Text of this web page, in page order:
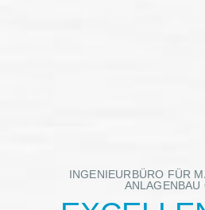
INGENIEURBÜRO FÜR
ANLAGENBAU